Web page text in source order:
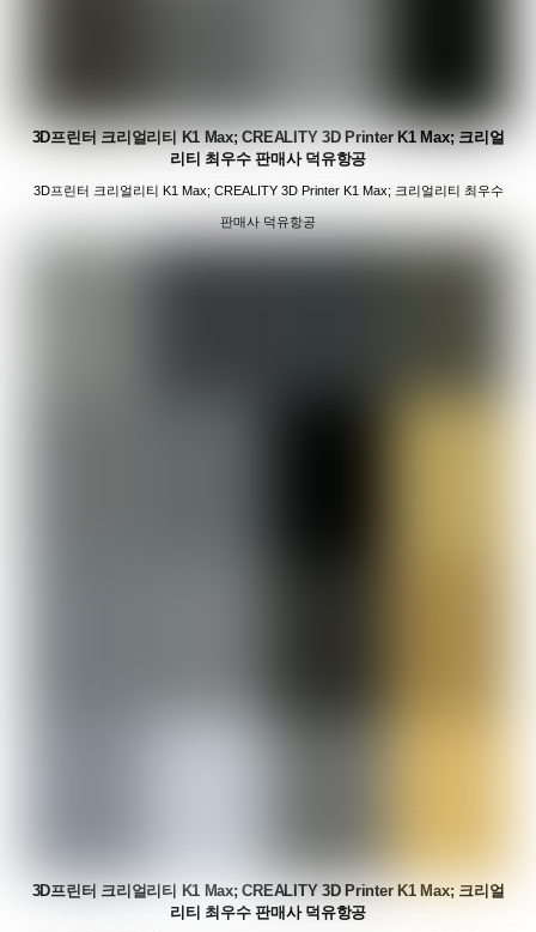
3D프린터 크리얼리티 K1 Max; CREALITY 3D Printer K1 Max; 크리얼
리티 최우수 판매사 덕유항공
3D프린터 크리얼리티 K1 Max; CREALITY 3D Printer K1 Max; 크리얼리티 최우수
판매사 덕유항공
3D프린터 크리얼리티 K1 Max; CREALITY 3D Printer K1 Max; 크리얼
리티 최우수 판매사 덕유항공